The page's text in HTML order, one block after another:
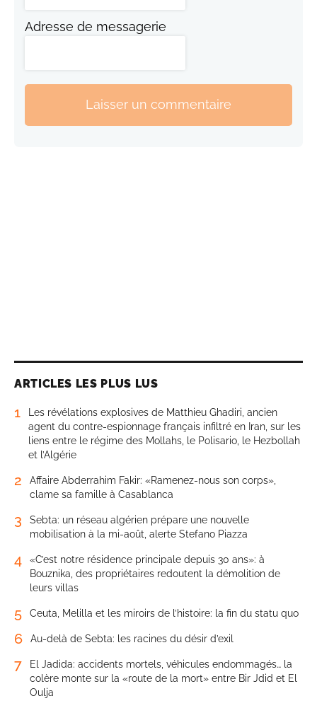
Adresse de messagerie
Laisser un commentaire
ARTICLES LES PLUS LUS
1
Les révélations explosives de Matthieu Ghadiri, ancien
agent du contre-espionnage français infiltré en Iran, sur les
liens entre le régime des Mollahs, le Polisario, le Hezbollah
et l’Algérie
2
Affaire Abderrahim Fakir: «Ramenez-nous son corps»,
clame sa famille à Casablanca
3
Sebta: un réseau algérien prépare une nouvelle
mobilisation à la mi-août, alerte Stefano Piazza
4
«C’est notre résidence principale depuis 30 ans»: à
Bouznika, des propriétaires redoutent la démolition de
leurs villas
5 Ceuta, Melilla et les miroirs de l’histoire: la fin du statu quo
6 Au-delà de Sebta: les racines du désir d’exil
7
El Jadida: accidents mortels, véhicules endommagés… la
colère monte sur la «route de la mort» entre Bir Jdid et El
Oulja